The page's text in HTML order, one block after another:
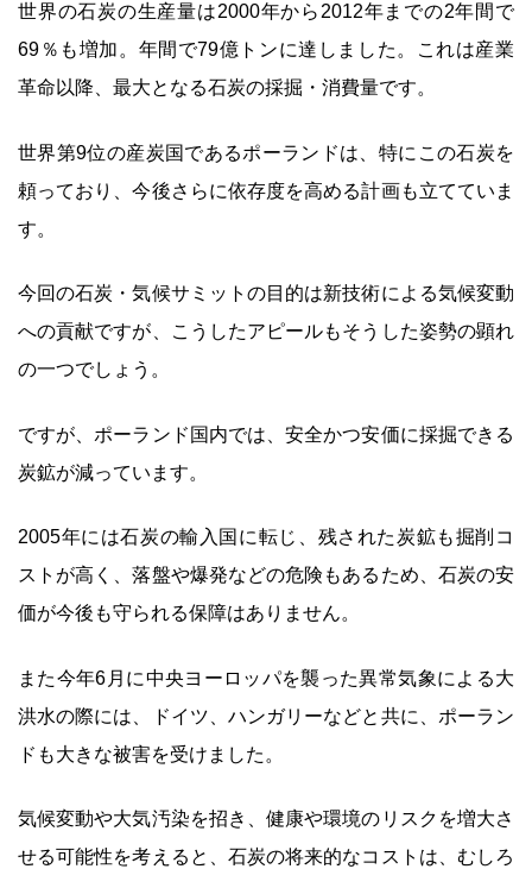
世界の石炭の生産量は2000年から2012年までの2年間で
69％も増加。年間で79億トンに達しました。これは産業
革命以降、最大となる石炭の採掘・消費量です。
世界第9位の産炭国であるポーランドは、特にこの石炭を
頼っており、今後さらに依存度を高める計画も立てていま
す。
今回の石炭・気候サミットの目的は新技術による気候変動
への貢献ですが、こうしたアピールもそうした姿勢の顕れ
の一つでしょう。
ですが、ポーランド国内では、安全かつ安価に採掘できる
炭鉱が減っています。
2005年には石炭の輸入国に転じ、残された炭鉱も掘削コ
ストが高く、落盤や爆発などの危険もあるため、石炭の安
価が今後も守られる保障はありません。
また今年6月に中央ヨーロッパを襲った異常気象による大
洪水の際には、ドイツ、ハンガリーなどと共に、ポーラン
ドも大きな被害を受けました。
気候変動や大気汚染を招き、健康や環境のリスクを増大さ
せる可能性を考えると、石炭の将来的なコストは、むしろ